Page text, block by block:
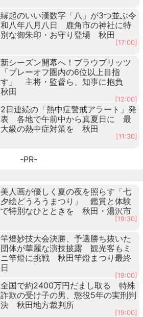
縁起のいい漢数字「八」が3つ並ぶ令
和八年八月八日 鹿角市の神社に特
別な御朱印・お守り登場 秋田
[17:00]
新シーズン開幕へ！ブラウブリッツ
「プレーオフ圏内の6位以上目指
す」 主将・監督ら、知事に抱負
秋田
[12:00]
2日連続の「熱中症警戒アラート」発
表 各地で午前中から真夏日に 最
大級の熱中症対策を 秋田
[11:30]
-PR-
美人画が優しく夏の夜を照らす「七
夕絵どうろうまつり」 鑑賞と体験
で特別なひとときを 秋田・湯沢市
[19:30]
竿燈妙技大会決勝、予選勝ち抜いた
団体が華麗な演技披露 観光客もミ
ニ竿燈に挑戦 秋田竿燈まつり最終
日
[19:00]
全国で約2400万円だまし取る 特殊
詐欺の受け子の男、懲役5年の実刑判
決 秋田地方裁判所
[19:00]